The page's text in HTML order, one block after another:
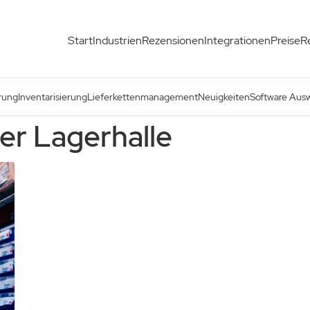
StartIndustrienRezensionenIntegrationenPreise
InventarisierungLieferkettenmanagementNeuigkeitenSoftware
Lagerhalle